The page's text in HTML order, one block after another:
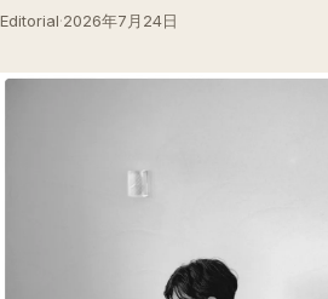
Editorial·2026年7月24日